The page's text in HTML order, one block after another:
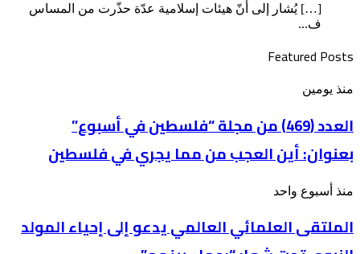
[…] يُشار إلى أنّ هيئات إسلامية عدّة حذّرت من المساس
ف...
Featured Posts
العدد
من
مجلة
“فلسطين
في
بعنوان: أين
من
منذ يومين
العدد (469) من مجلة “فلسطين في أسبوع”
بعنوان: أين العجب من مما يجري في فلسطين
الملتقى
العالمي
يدعو
إلى
منذ أسبوع واحد
الملتقى العلمائي العالمي يدعو إلى إحياء المولد